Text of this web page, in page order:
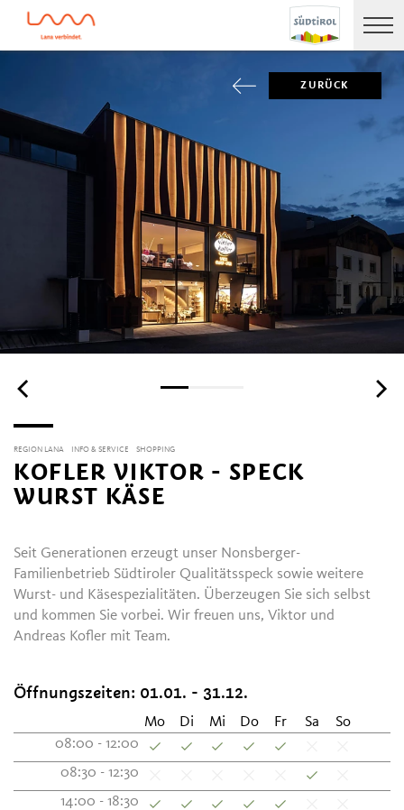
ZURÜCK
REGION LANA INFO & SERVICE SHOPPING
KOFLER VIKTOR - SPECK
WURST KÄSE
Seit Generationen erzeugt unser Nonsberger-
Familienbetrieb Südtiroler Qualitätsspeck sowie weitere
Wurst- und Käsespezialitäten. Überzeugen Sie sich selbst
und kommen Sie vorbei. Wir freuen uns, Viktor und
Andreas Kofler mit Team.
Öffnungszeiten: 01.01. - 31.12.
Mo Di Mi Do Fr Sa
So
08:00 - 12:00
08:30 - 12:30
14:00 - 18:30